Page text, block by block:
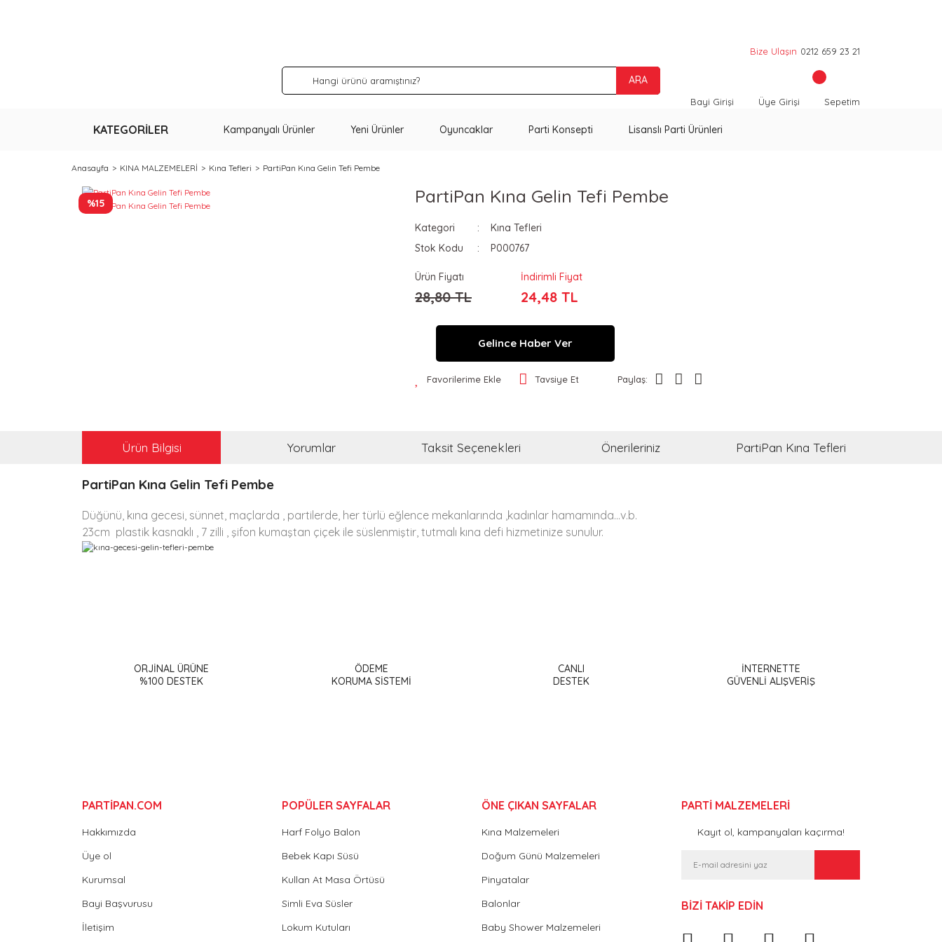
ARA
Bize Ulaşın 0212 659 23 21
Bayi Girişi Üye Girişi Sepetim
KATEGORİLER Kampanyalı Ürünler Yeni Ürünler Oyuncaklar Parti Konsepti Lisanslı Parti Ürünleri
Anasayfa KINA MALZEMELERİ Kına Tefleri PartiPan Kına Gelin Tefi Pembe
%15 PartiPan Kına Gelin Tefi Pembe
Kategori
Kına Tefleri
Stok Kodu
P000767
Ürün Fiyatı
28,80 TL
İndirimli Fiyat
24,48 TL
Gelince Haber Ver
Favorilerime Ekle Tavsiye Et Paylaş:
Ürün Bilgisi Yorumlar Taksit Seçenekleri Önerileriniz PartiPan Kına Tefleri
PartiPan Kına Gelin Tefi Pembe
Düğünü, kına gecesi, sünnet, maçlarda , partilerde, her türlü eğlence mekanlarında ,kadınlar hamamında...v.b.
23cm plastik kasnaklı , 7 zilli , şifon kumaştan çiçek ile süslenmiştir, tutmalı kına defi hizmetinize sunulur.
Ürün resmi kalitesiz, bozuk veya görüntülenemiyor.
ORJİNAL ÜRÜNE
%100 DESTEK
ÖDEME
KORUMA SİSTEMİ
CANLI
DESTEK
İNTERNETTE
GÜVENLİ ALIŞVERİŞ
PARTİPAN.COM
Hakkımızda
Üye ol
Kurumsal
Bayi Başvurusu
İletişim
POPÜLER SAYFALAR
Harf Folyo Balon
Bebek Kapı Süsü
Kullan At Masa Örtüsü
Simli Eva Süsler
Lokum Kutuları
ÖNE ÇIKAN SAYFALAR
Kına Malzemeleri
Doğum Günü Malzemeleri
Pinyatalar
Balonlar
Baby Shower Malzemeleri
PARTİ MALZEMELERİ
Kayıt ol, kampanyaları kaçırma!
BİZİ TAKİP EDİN